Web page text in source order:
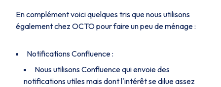
En complément voici quelques tris que nous utilisons
également chez OCTO pour faire un peu de ménage :
Notifications Confluence :
Nous utilisons Confluence qui envoie des
notifications utiles mais dont l'intérêt se dilue assez